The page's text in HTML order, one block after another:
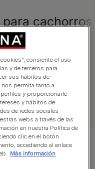
cachorros
consiente el uso
y de terceros para
sus hábitos de
permita tanto a
y proporcionarle
y hábitos de
de redes sociales
webs a través de las
en nuestra Política de
clic en el botón
accediendo al enlace
Más información